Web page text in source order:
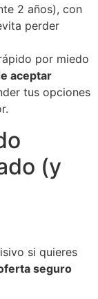
2 años), con
perder
por miedo
aceptar
tus opciones
(y
si quieres
seguro